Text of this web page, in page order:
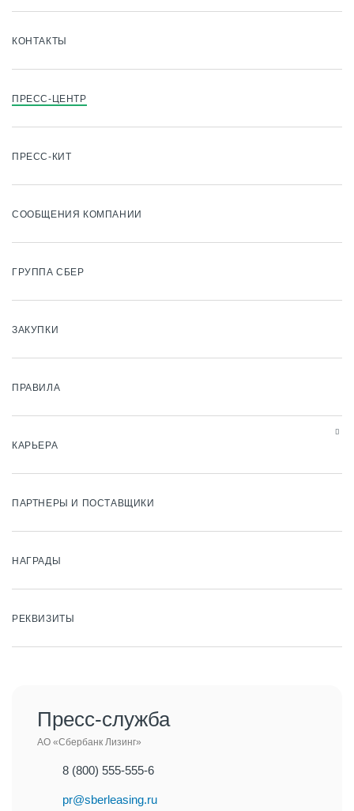
КОНТАКТЫ
ПРЕСС-ЦЕНТР
ПРЕСС-КИТ
СООБЩЕНИЯ КОМПАНИИ
ГРУППА СБЕР
ЗАКУПКИ
ПРАВИЛА
КАРЬЕРА
ПАРТНЕРЫ И ПОСТАВЩИКИ
НАГРАДЫ
РЕКВИЗИТЫ
Пресс-служба
АО «Сбербанк Лизинг»
8 (800) 555-555-6
pr@sberleasing.ru